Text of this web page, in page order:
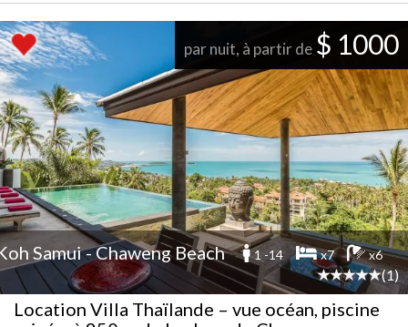
par nuit, à partir de $ 1000
Samui - Chaweng Beach 1 -14 x7 x6
(1)
Location Villa Thaïlande – vue océan, piscine